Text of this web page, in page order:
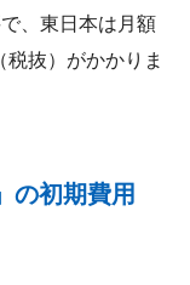
、東日本は月額
抜）がかかりま
の初期費用